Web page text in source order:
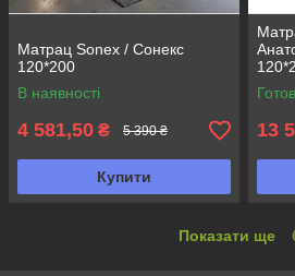
Матрац Sonex / Сонекс
120*200
В наявності
4 581,50 ₴ 5 390 ₴
Купити
13
Показати ще